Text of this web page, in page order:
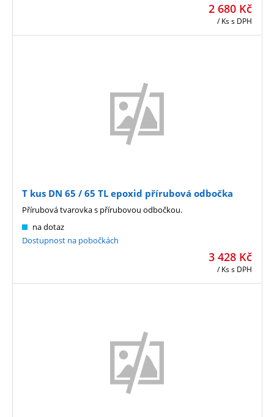
2 680 Kč
/ Kss DPH
T kus DN 65 / 65 TL epoxid přírubová odbočka
3 428 Kč
/ Kss DPH
na dotaz
Dostupnost na pobočkách
Přírubová tvarovka s přírubovou odbočkou.